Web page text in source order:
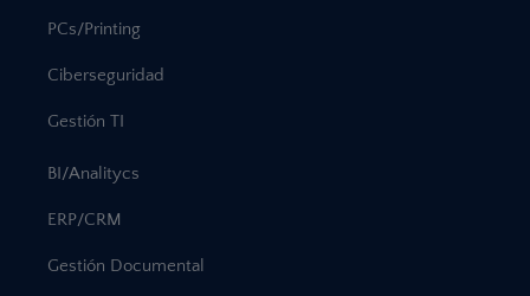
PCs/Printing
Ciberseguridad
Gestión TI
BI/Analitycs
ERP/CRM
Gestión Documental